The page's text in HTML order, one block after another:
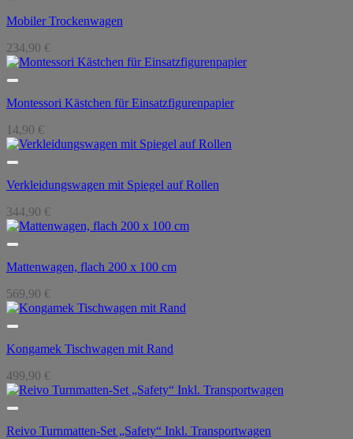
Mobiler Trockenwagen
234,90 €
Montessori Kästchen für Einsatzfigurenpapier
14,90 €
Verkleidungswagen mit Spiegel auf Rollen
344,90 €
Mattenwagen, flach 200 x 100 cm
569,90 €
Kongamek Tischwagen mit Rand
499,90 €
Reivo Turnmatten-Set „Safety“ Inkl. Transportwagen